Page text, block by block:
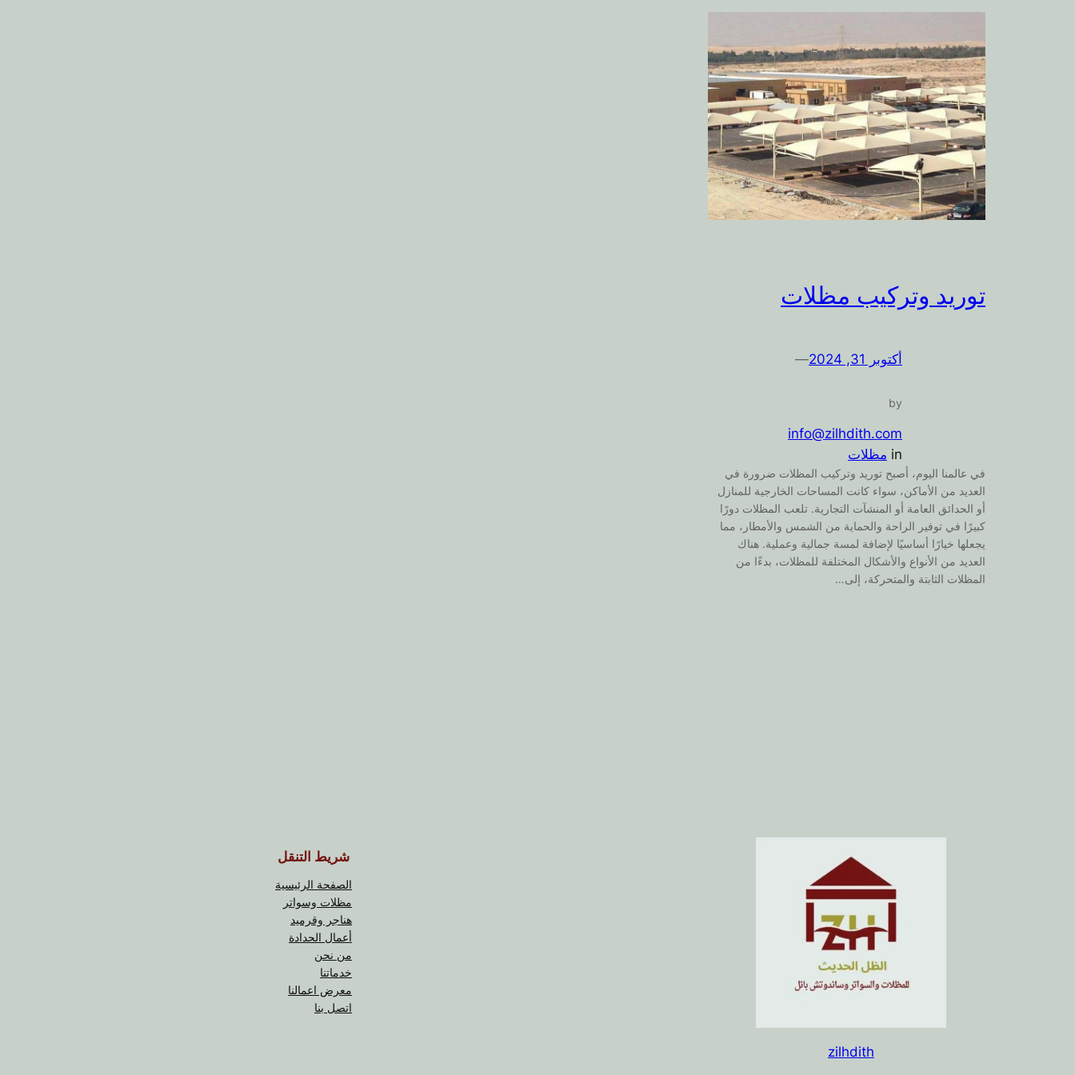
توريد وتركيب مظلات
أكتوبر 31, 2024 —
by
info@zilhdith.com
in مظلات
في عالمنا اليوم، أصبح توريد وتركيب المظلات ضرورة في
العديد من الأماكن، سواء كانت المساحات الخارجية للمنازل
أو الحدائق العامة أو المنشآت التجارية. تلعب المظلات دورًا
كبيرًا في توفير الراحة والحماية من الشمس والأمطار، مما
يجعلها خيارًا أساسيًا لإضافة لمسة جمالية وعملية. هناك
العديد من الأنواع والأشكال المختلفة للمظلات، بدءًا من
المظلات الثابتة والمتحركة، إلى…
zilhdith
شريط التنقل
الصفحة الرئيسية
مظلات وسواتر
هناجر وقرميد
أعمال الحدادة
من نحن
خدماتنا
معرض اعمالنا
اتصل بنا